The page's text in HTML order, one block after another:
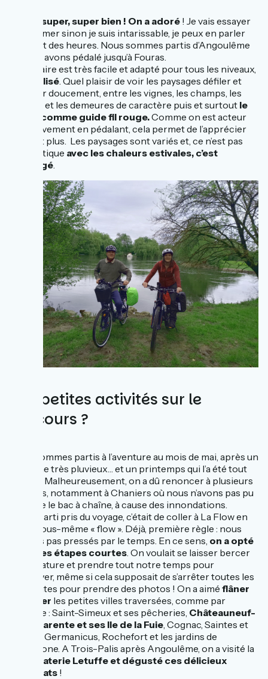
Super, super, super bien ! On a adoré ! Je vais essayer
de résumer sinon je suis intarissable, je peux en parler
pendant des heures. Nous sommes partis d’Angoulême
et nous avons pédalé jusqu’à Fouras.
L’itinéraire est très facile et adapté pour tous les niveaux,
bien balisé . Quel plaisir de voir les paysages défiler et
changer doucement, entre les vignes, les champs, les
écluses et les demeures de caractère puis et surtout le
fleuve comme guide fil rouge.Comme on est acteur
du mouvement en pédalant, cela permet de l’apprécier
d’autant plus. Les paysages sont variés et, ce n’est pas
anecdotique avec les chaleurs estivales, c’est
ombragé
Des petites activités sur le
parcours ?
Nous sommes partis à l’aventure au mois de mai, après un
automne très pluvieux… et un printemps qui l’a été tout
autant ! Malheureusement, on a dû renoncer à plusieurs
activités, notamment à Chaniers où nous n’avons pas pu
prendre le bac à chaîne, à cause des innondations.
Notre parti pris du voyage, c’était de coller à La Flow en
étant nous-même « flow ». Déjà, première règle : nous
n’étions pas pressés par le temps. En ce sens, on a opté
pour des étapes courtes . On voulait se laisser bercer
par la nature et prendre tout notre temps pour
l’observer, même si cela supposait de s’arrêter toutes les
10 minutes pour prendre des photos ! On a aimé flâner
et visiter les petites villes traversées, comme par
exemple : Saint-Simeux et ses pêcheries, Châteauneuf-
sur-Charente et ses Ile de la Fuie , Cognac, Saintes et
son arc Germanicus, Rochefort et les jardins de
l’Hermione. A Trois-Palis après Angoulême, on a visité la
chocolaterie Letuffe et dégusté ces délicieux
chocolats !